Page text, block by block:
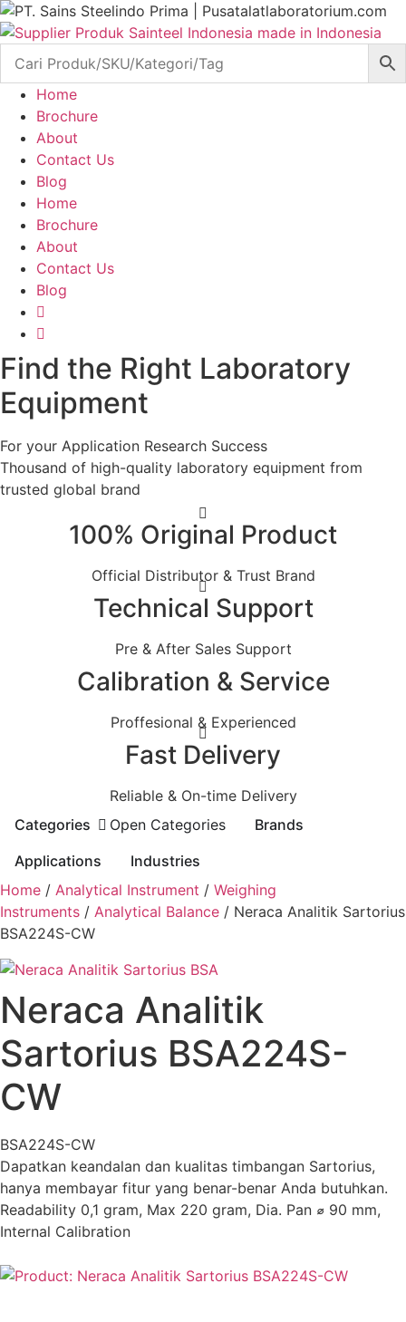
Home
Brochure
About
Contact Us
Blog
Home
Brochure
About
Contact Us
Blog
Find the Right Laboratory
Equipment
For your Application Research Success
Thousand of high-quality laboratory equipment from
trusted global brand
100% Original Product
Official Distributor & Trust Brand
Technical Support
Pre & After Sales Support
Calibration & Service
Proffesional & Experienced
Fast Delivery
Reliable & On-time Delivery
Categories
Open Categories
Brands
Applications
Industries
Home / Analytical Instrument / Weighing
Instruments / Analytical Balance / Neraca Analitik Sartorius
BSA224S-CW
Neraca Analitik
Sartorius BSA224S-
CW
BSA224S-CW
Dapatkan keandalan dan kualitas timbangan Sartorius,
hanya membayar fitur yang benar-benar Anda butuhkan.
Readability 0,1 gram, Max 220 gram, Dia. Pan ⌀ 90 mm,
Internal Calibration